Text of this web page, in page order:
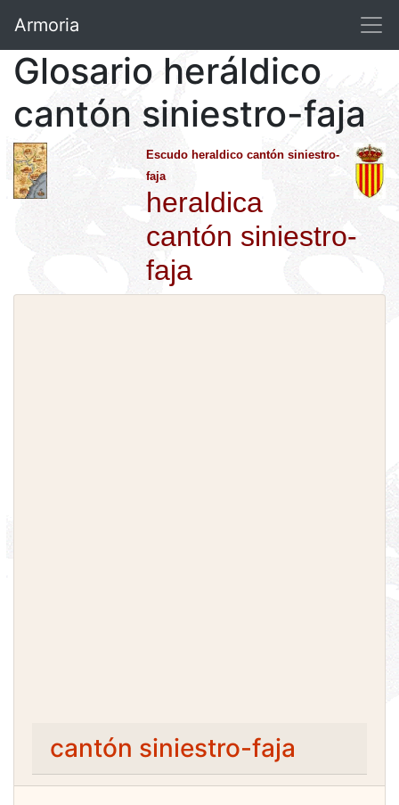
Armoria
Glosario heráldico
cantón siniestro-faja
Escudo heraldico cantón siniestro-
faja
heraldica
cantón siniestro-
faja
cantón siniestro-faja